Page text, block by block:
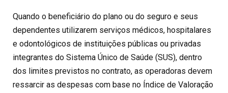
Quando o beneficiário do plano ou do seguro e seus
dependentes utilizarem serviços médicos, hospitalares
e odontológicos de instituições públicas ou privadas
integrantes do Sistema Único de Saúde (SUS), dentro
dos limites previstos no contrato, as operadoras devem
ressarcir as despesas com base no Índice de Valoração